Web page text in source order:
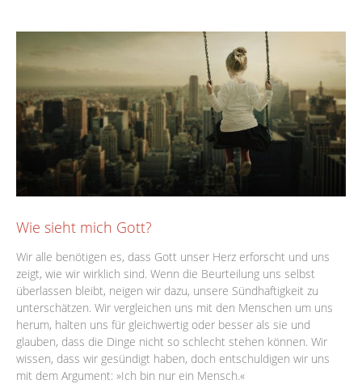
Wie sieht mich Gott?
Wir alle benötigen es, dass Gott unser Herz erforscht und uns
zeigt, wie wir wirklich sind. Wenn die Beurteilung uns selbst
überlassen bleibt, neigen wir dazu, unsere Sündhaftigkeit zu
unterschätzen. Wir vergleichen uns mit den Menschen um uns
herum, halten uns für gleichwertig oder besser als sie und
glauben, dass die Dinge nicht so schlecht stehen können. Wir
wissen, dass wir gesündigt haben, doch entschuldigen wir uns
mit dem Argument: »Ich bin nur ein Mensch.«